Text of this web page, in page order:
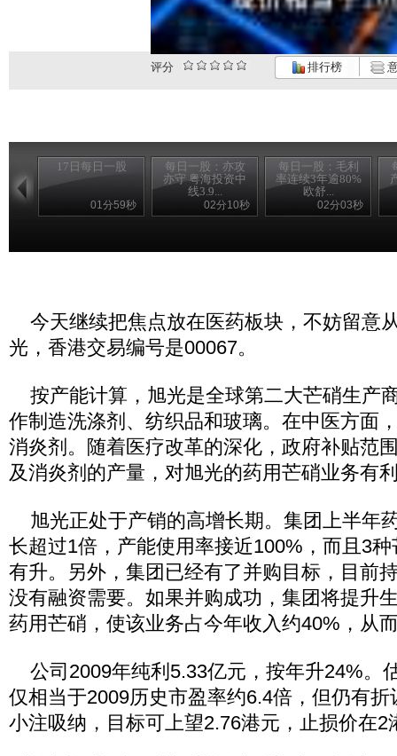
评分 排行榜
17日每日一股
01分59秒
每日一股：亦攻
亦守 粤海投资中
线3.9...
02分10秒
每日一股：毛利
率连续3年逾80%
欧舒...
02分03秒
今天继续把焦点放在医药板块，不妨留意
光，香港交易编号是00067。
按产能计算，旭光是全球第二大芒硝生产
作制造洗涤剂、纺织品和玻璃。在中医方面
消炎剂。随着医疗改革的深化，政府补贴范
及消炎剂的产量，对旭光的药用芒硝业务有
旭光正处于产销的高增长期。集团上半年
长超过1倍，产能使用率接近100%，而且3
有升。另外，集团已经有了并购目标，目前
没有融资需要。如果并购成功，集团将提升
药用芒硝，使该业务占今年收入约40%，从
公司2009年纯利5.33亿元，按年升24%。
仅相当于2009历史市盈率约6.4倍，但仍有
小注吸纳，目标可上望2.76港元，止损价在2